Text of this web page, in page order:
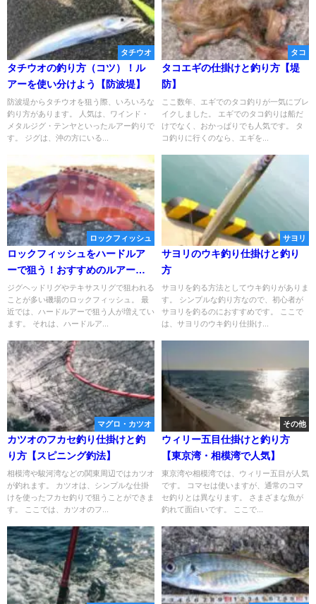
タチウオ
タチウオの釣り方（コツ）！ル
アーを使い分けよう【防波堤】
防波堤からタチウオを狙う際、いろいろな
釣り方があります。 人気は、ワインド・
メタルジグ・テンヤといったルアー釣りで
す。 ジグは、沖の方にいる...
タコ
タコエギの仕掛けと釣り方【堤
防】
ここ数年、エギでのタコ釣りが一気にブレ
イクしました。 エギでのタコ釣りは船だ
けでなく、おかっぱりでも人気です。 タ
コ釣りに行くのなら、エギを...
ロックフィッシュ
ロックフィッシュをハードルア
ーで狙う！おすすめのルアーや
ロッドなどは？
ジグヘッドリグやテキサスリグで狙われる
ことが多い磯場のロックフィッシュ。 最
近では、ハードルアーで狙う人が増えてい
ます。 それは、ハードルア...
サヨリ
サヨリのウキ釣り仕掛けと釣り
方
サヨリを釣る方法としてウキ釣りがありま
す。 シンプルな釣り方なので、初心者が
サヨリを釣るのにおすすめです。 ここで
は、サヨリのウキ釣り仕掛け...
マグロ・カツオ
カツオのフカセ釣り仕掛けと釣
り方【スピニング釣法】
相模湾や駿河湾などの関東周辺ではカツオ
が釣れます。 カツオは、シンプルな仕掛
けを使ったフカセ釣りで狙うことができま
す。 ここでは、カツオのフ...
その他
ウィリー五目仕掛けと釣り方
【東京湾・相模湾で人気】
東京湾や相模湾では、ウィリー五目が人気
です。 コマセは使いますが、通常のコマ
セ釣りとは異なります。 さまざまな魚が
釣れて面白いです。 ここで...